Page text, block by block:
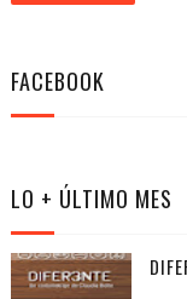
FACEBOOK
LO + ÚLTIMO MES